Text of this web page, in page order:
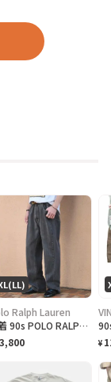
Ralph Lauren
古着 90s POLO RALPH LAUREN 先染め ブラックデニム デニム
¥